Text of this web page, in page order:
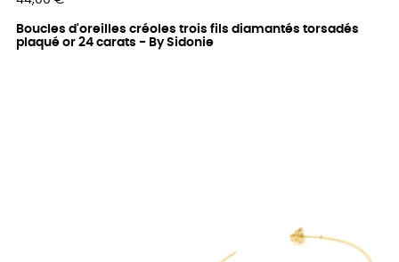
Boucles d'oreilles créoles trois fils diamantés torsadés
plaqué or 24 carats - By Sidonie